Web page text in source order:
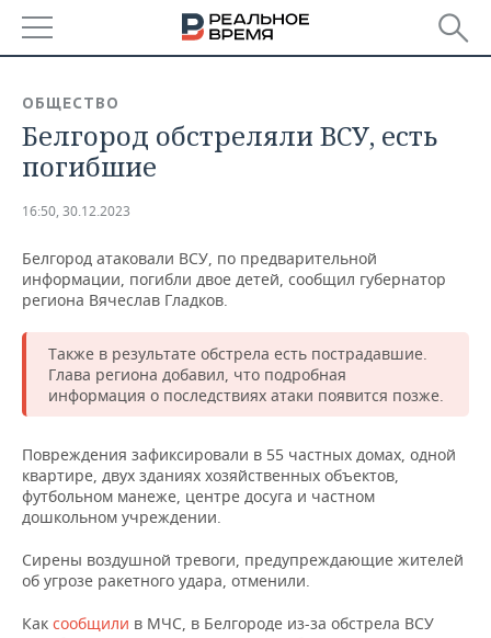
БАШКОРТОСТАН
ТАТАРСТАН
НОВОСТИ
АНАЛИТИКА
ДЕКЛАРАЦИИ О ДОХОДАХ
КОРОЛИ ГОСЗАКАЗА ПФО
ВУЗЫ ТАТАРСТАНА
ТОРГОВЫЕ ЦЕНТРЫ
ТАТАРСТАНА
НОВОСТИ ЭКОНОМИКИ
ФИНАНСЫ
БАНКИ
ИНВЕСТИЦИИ
ПРОМЫШЛЕННОСТЬ
НОВОСТИ
ПРОМЫШЛЕННОСТИ
АГРОПРОМ
МАШИНОСТРОЕНИЕ
НЕФТЕХИМИЯ
НЕДВИЖИМОСТЬ
НОВОСТИ НЕДВИЖИМОСТИ
АВТО
НОВОСТИ БИЗНЕСА
РОЗНИЧНАЯ ТОРГОВЛЯ
ТРАНСПОРТ
УСЛУГИ
ТЕХНОЛОГИИ
НОВОСТИ ТЕХНОЛОГИЙ
IT
МЕДИА
МЕРОПРИЯТИЯ
НОВОСТИ МЕРОПРИЯТИЙ
ВЫЕЗДНАЯ РЕДАКЦИЯ
СПОРТ
НОВОСТИ СПОРТА
ОБЩЕСТВО
ОБЩЕСТВО
Белгород обстреляли ВСУ, есть
погибшие
16:50, 30.12.2023
Белгород атаковали ВСУ, по предварительной
информации, погибли двое детей, сообщил губернатор
региона Вячеслав Гладков.
Также в результате обстрела есть пострадавшие.
Глава региона добавил, что подробная
информация о последствиях атаки появится позже.
Повреждения зафиксировали в 55 частных домах, одной
квартире, двух зданиях хозяйственных объектов,
футбольном манеже, центре досуга и частном
дошкольном учреждении.
Сирены воздушной тревоги, предупреждающие жителей
об угрозе ракетного удара, отменили.
Как сообщили в МЧС, в Белгороде из-за обстрела ВСУ